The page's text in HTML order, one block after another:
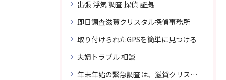
出張 浮気 調査 探偵 証拠
即日調査滋賀クリスタル探偵事務所
取り付けられたGPSを簡単に見つける
夫婦トラブル 相談
年末年始の緊急調査は、滋賀クリスタル探偵事務所へご相談